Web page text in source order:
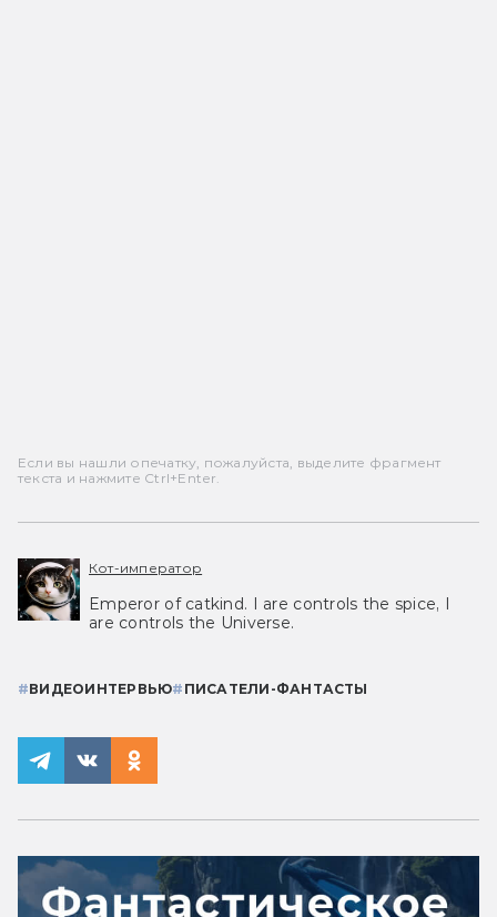
Если вы нашли опечатку, пожалуйста, выделите фрагмент
текста и нажмите Ctrl+Enter.
Кот-император
Emperor of catkind. I are controls the spice, I
are controls the Universe.
#ВИДЕОИНТЕРВЬЮ# ПИСАТЕЛИ-ФАНТАСТЫ